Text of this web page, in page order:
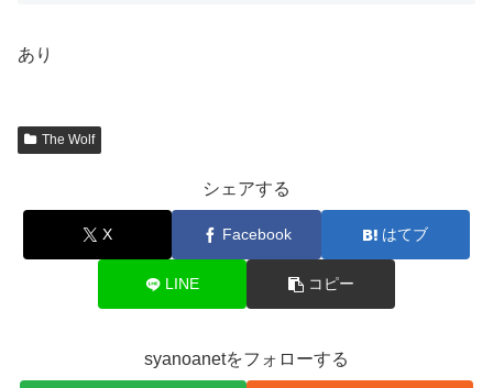
あり
The Wolf
シェアする
X Facebook はてブ
LINE コピー
syanoanetをフォローする